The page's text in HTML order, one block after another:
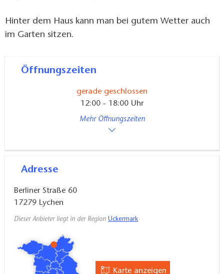
Hinter dem Haus kann man bei gutem Wetter auch
im Garten sitzen.
Öffnungszeiten
gerade geschlossen
12:00 - 18:00 Uhr
Mehr Öffnungszeiten
Adresse
Berliner Straße 60
17279 Lychen
Dieser Anbieter liegt in der Region Uckermark
Karte anzeigen